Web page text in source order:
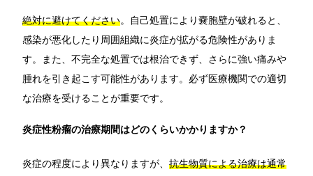
絶対に避けてください。自己処置により嚢胞壁が破れると、
感染が悪化したり周囲組織に炎症が拡がる危険性がありま
す。また、不完全な処置では根治できず、さらに強い痛みや
腫れを引き起こす可能性があります。必ず医療機関での適切
な治療を受けることが重要です。
炎症性粉瘤の治療期間はどのくらいかかりますか？
炎症の程度により異なりますが、 抗生物質による治療は通常